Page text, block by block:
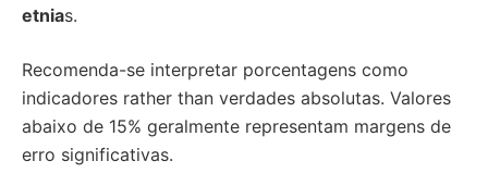
etnias.
Recomenda-se interpretar porcentagens como
indicadores rather than verdades absolutas. Valores
abaixo de 15% geralmente representam margens de
erro significativas.